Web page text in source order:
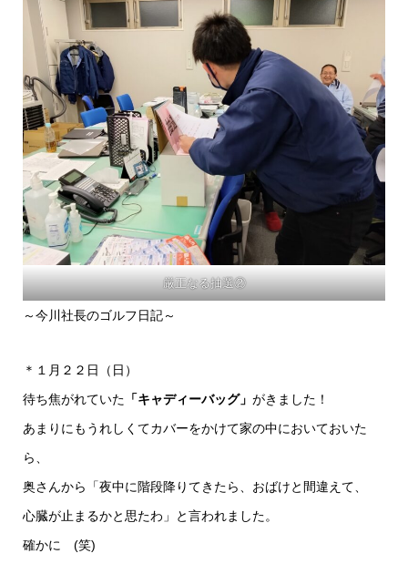
厳正なる抽選②
～今川社長のゴルフ日記～
＊１月２２日（日）
待ち焦がれていた 「キャディーバッグ」 がきました！
あまりにもうれしくてカバーをかけて家の中においておいた
ら、
奥さんから「夜中に階段降りてきたら、おばけと間違えて、
心臓が止まるかと思たわ」と言われました。
確かに (笑)